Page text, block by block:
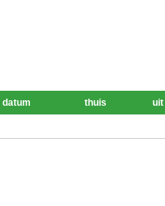
datum thuis uit